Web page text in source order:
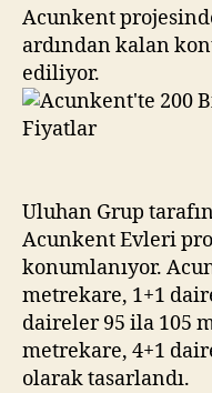
Acunkent
ardından kalan
ediliyor.
Uluhan Grup
Acunkent Evleri
konumlanıyor.
metrekare, 1+1
daireler 95 ila 105
metrekare, 4+1
olarak tasarlandı.